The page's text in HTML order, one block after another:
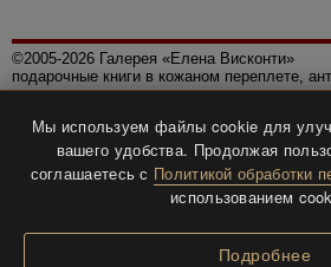
©2005-2026 Галерея «Елена Висконти»
подарочные книги в кожаном переплете,
Политика конфиденциальности
Все права защищены.
Разработка и дизайнBTV-info.
Мы используем файлы cookie для
вашего удобства. Продолжая
соглашаетесь с Политикой обработки
использованием
Подробнее